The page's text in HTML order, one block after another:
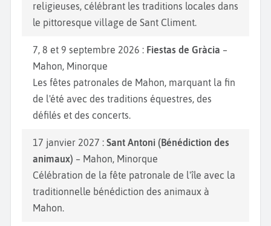
religieuses, célébrant les traditions locales dans
le pittoresque village de Sant Climent.
7, 8 et 9 septembre 2026 : Fiestas de Gràcia –
Mahon, Minorque
Les fêtes patronales de Mahon, marquant la fin
de l'été avec des traditions équestres, des
défilés et des concerts.
17 janvier 2027 : Sant Antoni (Bénédiction des
animaux) – Mahon, Minorque
Célébration de la fête patronale de l'île avec la
traditionnelle bénédiction des animaux à
Mahon.